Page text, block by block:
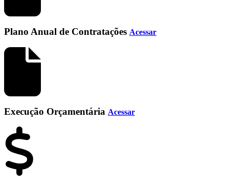
Plano Anual de Contratações Acessar
Execução Orçamentária Acessar